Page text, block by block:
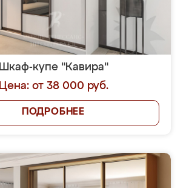
Шкаф-купе "Кавира"
Цена: от 38 000 руб.
ПОДРОБНЕЕ